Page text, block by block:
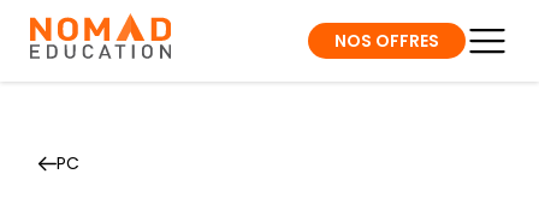
NOS OFFRES
PC